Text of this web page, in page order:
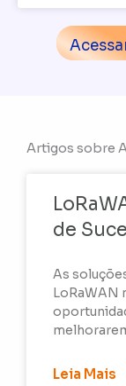
Artigos sobre
de
As
LoRaWAN
Leia Mais